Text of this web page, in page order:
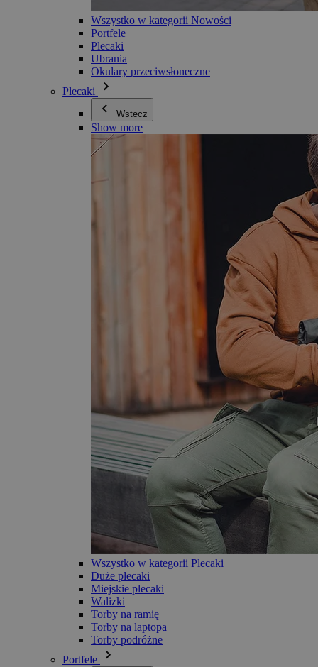
Wszystko w kategorii Nowości
Portfele
Plecaki
Ubrania
Okulary przeciwsłoneczne
Plecaki
Wstecz
Show more
Wszystko w kategorii Plecaki
Duże plecaki
Miejskie plecaki
Walizki
Torby na ramię
Torby na laptopa
Torby podróżne
Portfele